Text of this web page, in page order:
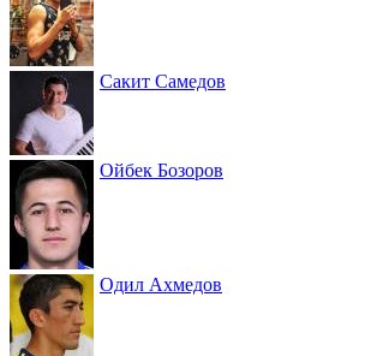
Сакит Самедов
Ойбек Бозоров
Одил Ахмедов